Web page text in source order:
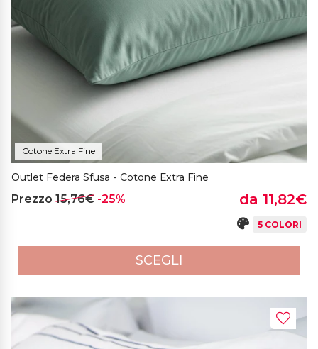
Cotone Extra Fine
Outlet Federa Sfusa - Cotone Extra Fine
Prezzo 15,76€ -25% da 11,82€
5 COLORI
SCEGLI